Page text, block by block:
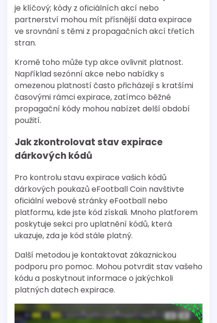
je klíčový; kódy z oficiálních akcí nebo
partnerství mohou mít přísnější data expirace
ve srovnání s těmi z propagačních akcí třetích
stran.
Kromě toho může typ akce ovlivnit platnost.
Například sezónní akce nebo nabídky s
omezenou platností často přicházejí s kratšími
časovými rámci expirace, zatímco běžné
propagační kódy mohou nabízet delší období
použití.
Jak zkontrolovat stav expirace
dárkových kódů
Pro kontrolu stavu expirace vašich kódů
dárkových poukazů eFootball Coin navštivte
oficiální webové stránky eFootball nebo
platformu, kde jste kód získali. Mnoho platforem
poskytuje sekci pro uplatnění kódů, která
ukazuje, zda je kód stále platný.
Další metodou je kontaktovat zákaznickou
podporu pro pomoc. Mohou potvrdit stav vašeho
kódu a poskytnout informace o jakýchkoli
platných datech expirace.